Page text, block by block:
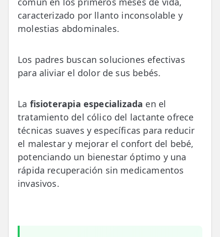
💆‍♀️ Tratamientos
😓 Síntomas
📰 Blog
UBICACIONES
🔍 Buscador Clínicas
📍 Barrio del Pilar
📍 Chamberí - Centro
caracterizado por llanto inconsolable y
molestias abdominales.
Los padres buscan soluciones efectivas
para aliviar el dolor de sus bebés.
La fisioterapia especializada en el
tratamiento del cólico del lactante ofrece
técnicas suaves y específicas para reducir
el malestar y mejorar el confort del bebé,
potenciando un bienestar óptimo y una
rápida recuperación sin medicamentos
invasivos.